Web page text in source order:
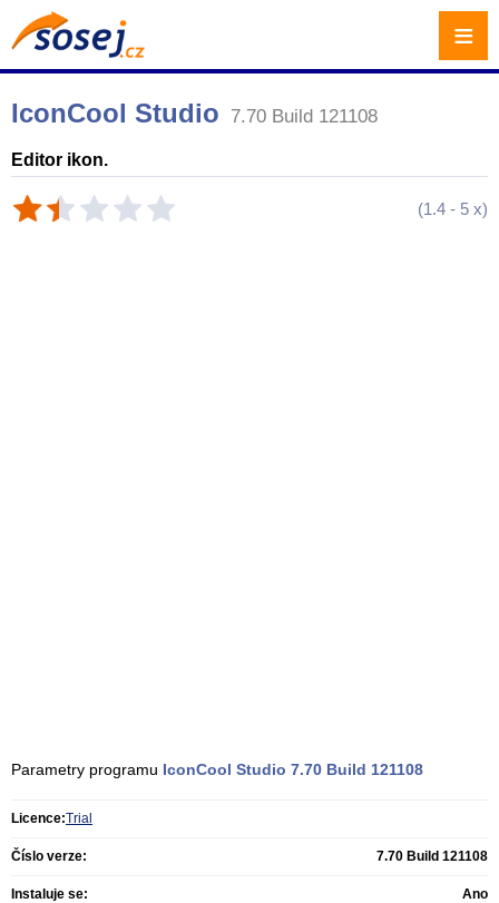
IconCool Studio 7.70 Build 121108
Editor ikon.
(1.4 - 5 x)
Parametry programu IconCool Studio 7.70 Build 121108
Licence:Trial
Číslo verze: 7.70 Build 121108
Instaluje se: Ano
≡